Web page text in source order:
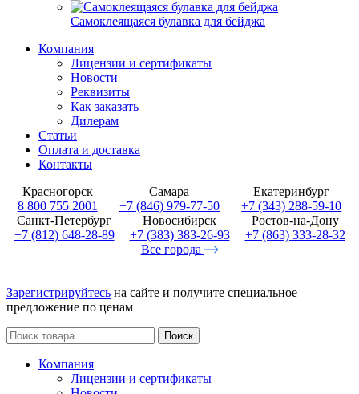
Самоклеящаяся булавка для бейджа
Компания
Лицензии и сертификаты
Новости
Реквизиты
Как заказать
Дилерам
Статьи
Оплата и доставка
Контакты
Красногорск
8 800 755 2001
Самара
+7 (846) 979-77-50
Екатеринбург
+7 (343) 288-59-10
Санкт-Петербург
+7 (812) 648-28-89
Новосибирск
+7 (383) 383-26-93
Ростов-на-Дону
+7 (863) 333-28-32
Все города
Зарегистрируйтесь на сайте и получите специальное
предложение по ценам
Поиск
Компания
Лицензии и сертификаты